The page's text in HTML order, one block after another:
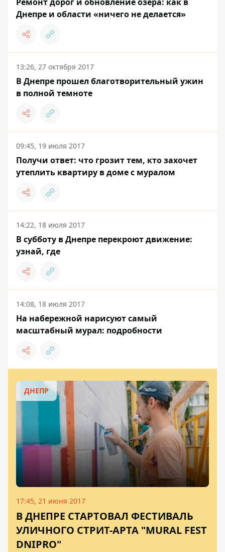
Днепре и области «ничего не делается»
13:26, 27 октября 2017
В Днепре прошел благотворительный ужин
в полной темноте
09:45, 19 июля 2017
Получи ответ: что грозит тем, кто захочет
утеплить квартиру в доме с муралом
14:22, 18 июля 2017
В субботу в Днепре перекроют движение:
узнай, где
14:08, 18 июля 2017
На набережной нарисуют самый
масштабный мурал: подробности
ДНЕПР
17:45, 21 июня 2017
В ДНЕПРЕ СТАРТОВАЛ ФЕСТИВАЛЬ
УЛИЧНОГО СТРИТ-АРТА "MURAL FEST
DNIPRO"